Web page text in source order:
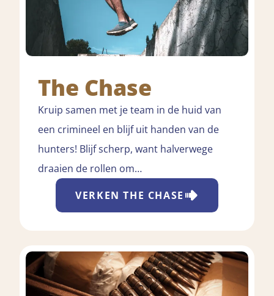
The Chase
Kruip samen met je team in de huid van
een crimineel en blijf uit handen van de
hunters! Blijf scherp, want halverwege
draaien de rollen om…
VERKENTHE CHASE